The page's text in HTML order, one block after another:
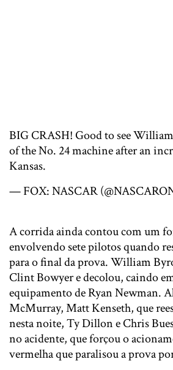
BIG CRASH! Good to see
of the No. 24 machine after an
Kansas.
— FOX: NASCAR
A corrida ainda contou com um
envolvendo sete pilotos quando
para o final da prova. William
Clint Bowyer e decolou, caindo
equipamento de Ryan Newman.
McMurray, Matt Kenseth, que
nesta noite, Ty Dillon e Chris
no acidente, que forçou o
vermelha que paralisou a prova